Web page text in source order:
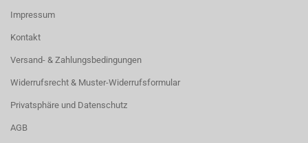
Impressum
Kontakt
Versand- & Zahlungsbedingungen
Widerrufsrecht & Muster-Widerrufsformular
Privatsphäre und Datenschutz
AGB